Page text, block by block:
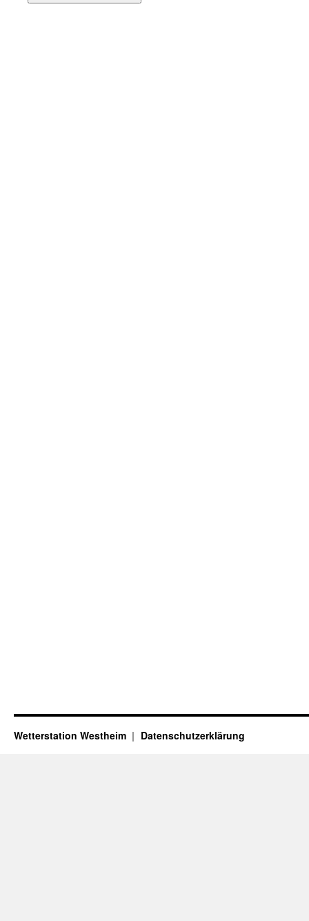
Wetterstation Westheim Datenschutzerklärung